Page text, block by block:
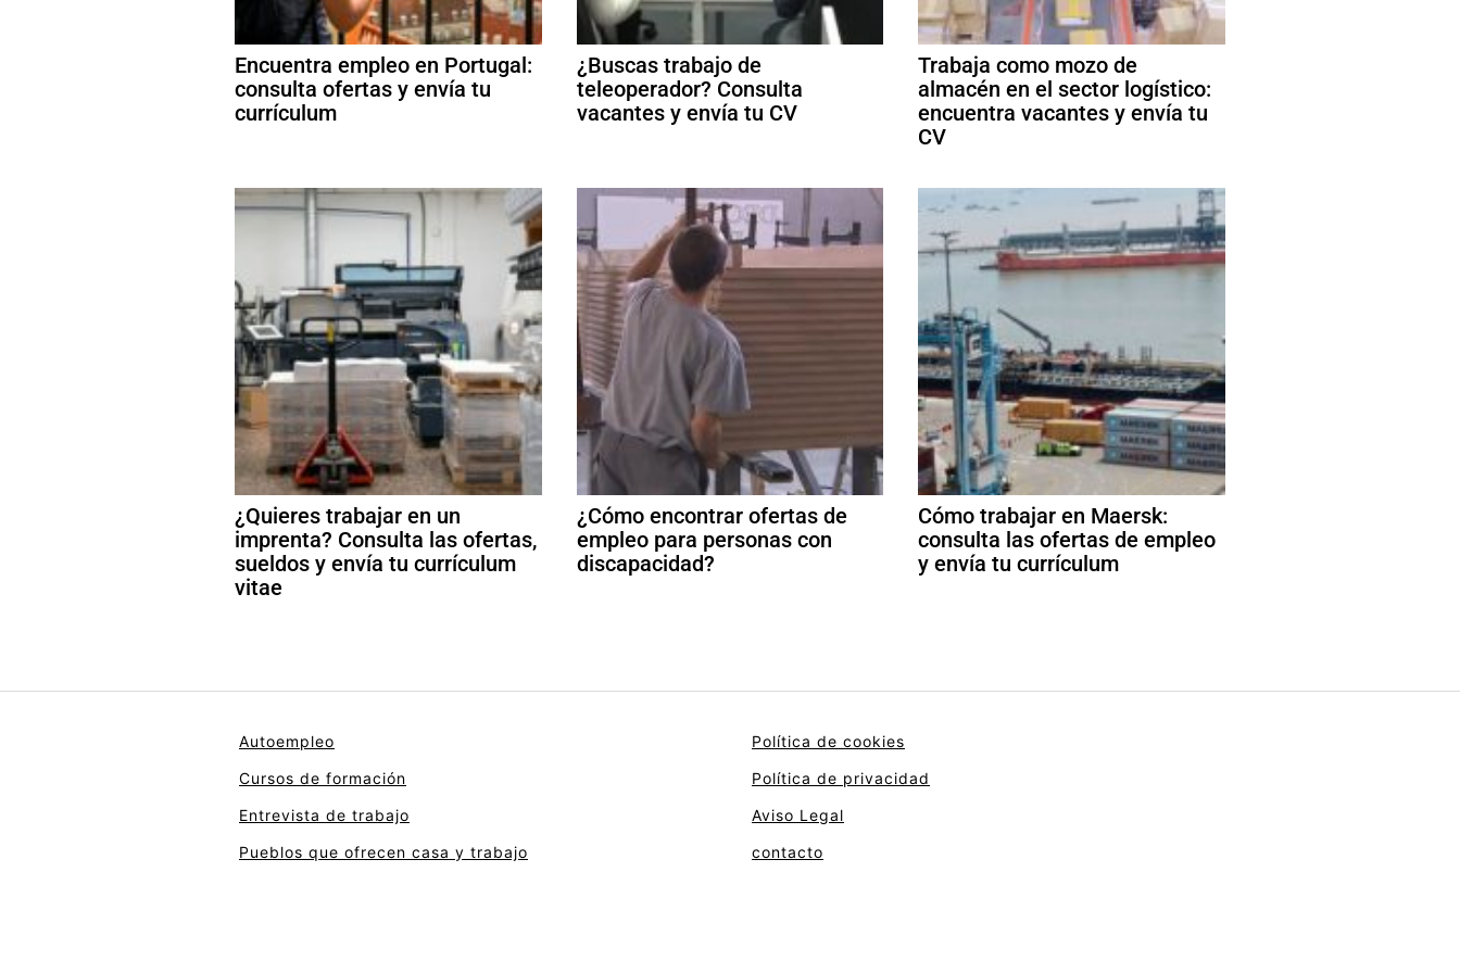
Encuentra empleo en Portugal:
consulta ofertas y envía tu
currículum
¿Buscas trabajo de
teleoperador? Consulta
vacantes y envía tu CV
Trabaja como mozo de
almacén en el sector logístico:
encuentra vacantes y envía tu
CV
¿Quieres trabajar en un
imprenta? Consulta las ofertas,
sueldos y envía tu currículum
vitae
¿Cómo encontrar ofertas de
empleo para personas con
discapacidad?
Cómo trabajar en Maersk:
consulta las ofertas de empleo
y envía tu currículum
Autoempleo
Cursos de formación
Entrevista de trabajo
Pueblos que ofrecen casa y trabajo
Política de cookies
Política de privacidad
Aviso Legal
contacto